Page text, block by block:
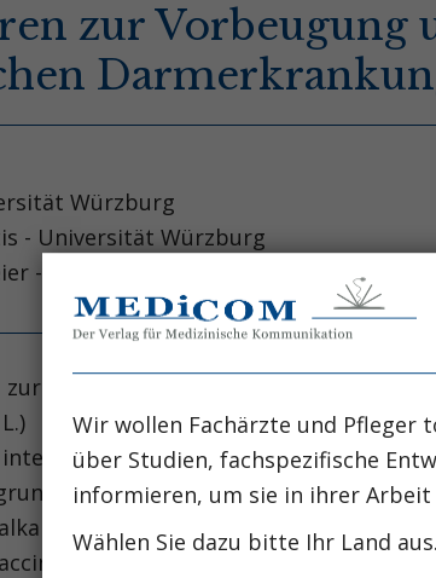
zur Vorbeugung
Würzburg
- Universität Würzburg
- Universität Würzburg
Familie der Heidekrautgewächse
sind ganzjährig vor allem
dunkel- bis schwarzblau
des hohen Arbeitsaufwandes
gedeckt. Die etwa
Arten hervorgegangen
Wir wollen Fachärzte und
über Studien, fachspezifische
informieren, um sie in ihrer
Wählen Sie dazu bitte Ihr Land aus.